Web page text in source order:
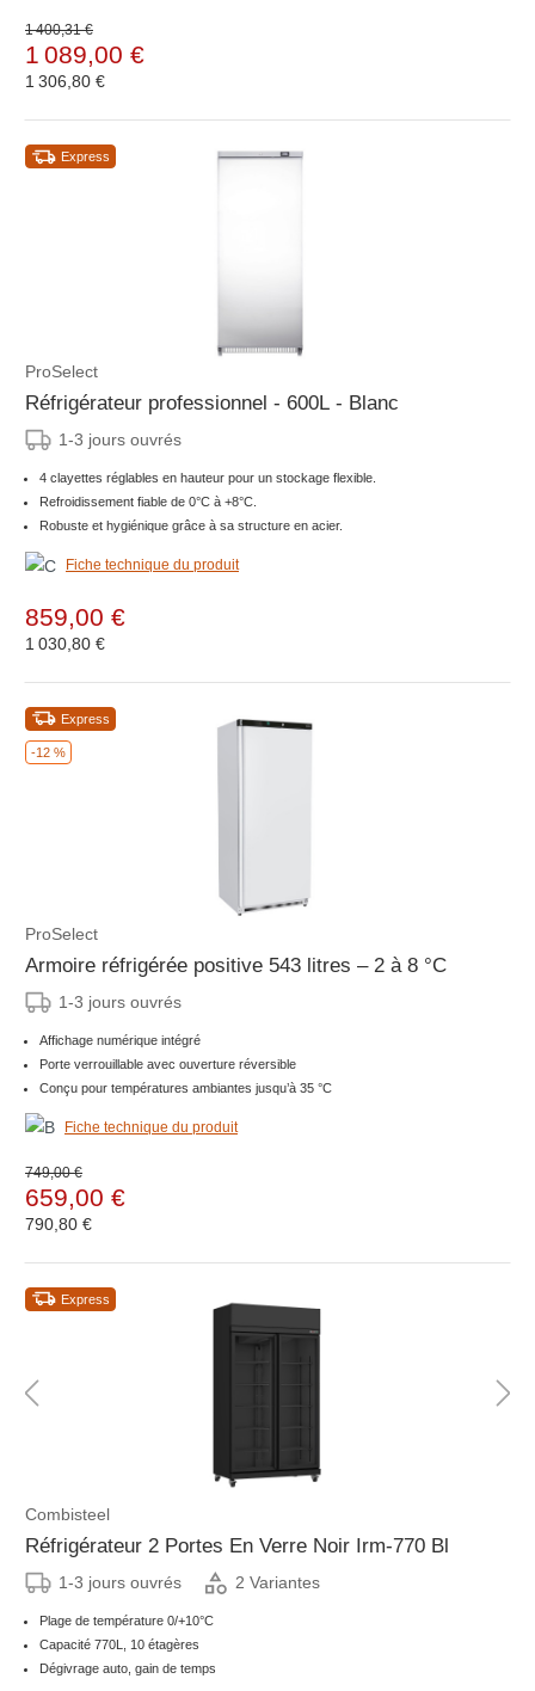
1 400,31 €
1 089,00 €
1 306,80 €
Express
ProSelect
Réfrigérateur professionnel - 600L - Blanc
1-3 jours ouvrés
4 clayettes réglables en hauteur pour un stockage flexible.
Refroidissement fiable de 0°C à +8°C.
Robuste et hygiénique grâce à sa structure en acier.
Fiche technique du produit
859,00 €
1 030,80 €
-12 %
Express
ProSelect
Armoire réfrigérée positive 543 litres – 2 à 8 °C
1-3 jours ouvrés
Affichage numérique intégré
Porte verrouillable avec ouverture réversible
Conçu pour températures ambiantes jusqu’à 35 °C
Fiche technique du produit
749,00 €
659,00 €
790,80 €
Express
Combisteel
Réfrigérateur 2 Portes En Verre Noir Irm-770 Bl
1-3 jours ouvrés 2 Variantes
Plage de température 0/+10°C
Capacité 770L, 10 étagères
Dégivrage auto, gain de temps